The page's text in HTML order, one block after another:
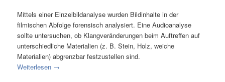
Mittels einer Einzelbildanalyse wurden Bildinhalte in der
filmischen Abfolge forensisch analysiert. Eine Audioanalyse
sollte untersuchen, ob Klangveränderungen beim Auftreffen auf
unterschiedliche Materialien (z. B. Stein, Holz, weiche
Materialien) abgrenzbar festzustellen sind.
Weiterlesen →